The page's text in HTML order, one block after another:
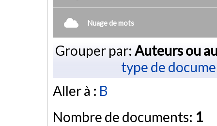
Nuage de mots
Grouper par: Auteurs ou
type de
Aller à : B
Nombre de documents: 1